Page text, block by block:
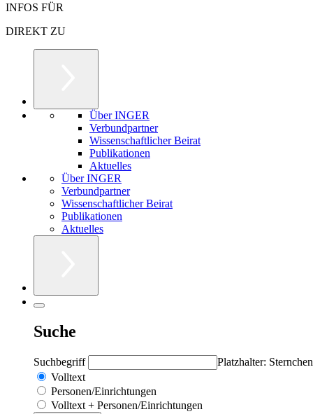
INFOS FÜR
DIREKT ZU
Über INGER
Verbundpartner
Wissenschaftlicher Beirat
Publikationen
Aktuelles
Über INGER
Verbundpartner
Wissenschaftlicher Beirat
Publikationen
Aktuelles
Suche
Suchbegriff
Platzhalter:
Volltext
Personen/Einrichtungen
Volltext + Personen/Einrichtungen